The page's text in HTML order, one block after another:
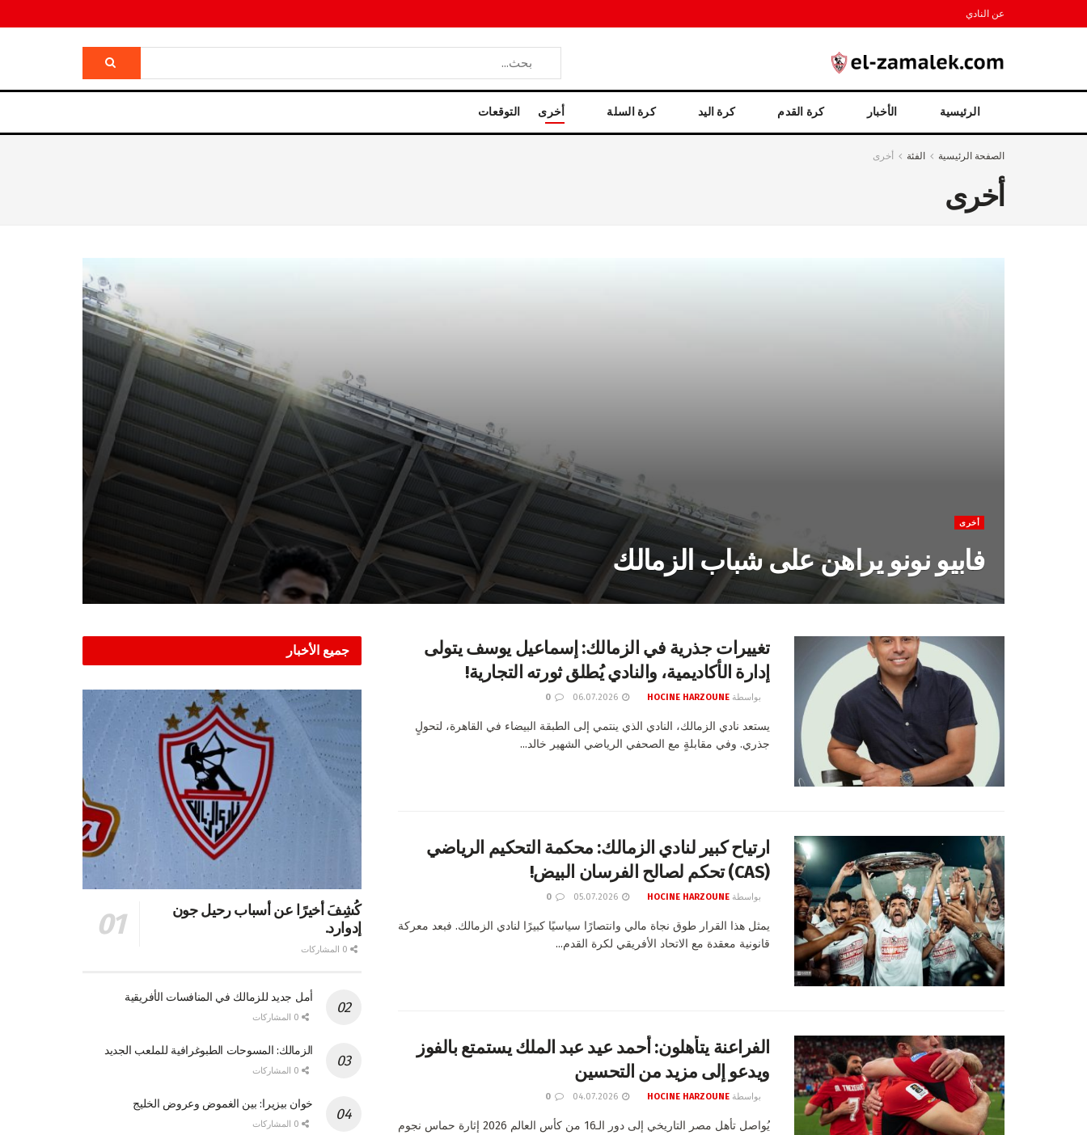
عن النادي
الرئيسية الأخبار كرة القدم كرة اليد كرة السلة أخرى التوقعات
الصفحة الرئيسية الفئة أخرى
أخرى
أخرى
فابيو نونو يراهن على شباب الزمالك
تغييرات جذرية في الزمالك: إسماعيل يوسف يتولى
إدارة الأكاديمية، والنادي يُطلق ثورته التجارية!
بواسطة HOCINE HARZOUNE
يستعد نادي الزمالك، النادي الذي ينتمي إلى الطبقة البيضاء في القاهرة، لتحولٍ
جذري. وفي مقابلةٍ مع الصحفي الرياضي الشهير خالد...
ارتياح كبير لنادي الزمالك: محكمة التحكيم الرياضي
(CAS) تحكم لصالح الفرسان البيض!
بواسطة HOCINE HARZOUNE
يمثل هذا القرار طوق نجاة مالي وانتصارًا سياسيًا كبيرًا لنادي الزمالك. فبعد معركة
قانونية معقدة مع الاتحاد الأفريقي لكرة القدم...
الفراعنة يتأهلون: أحمد عيد عبد الملك يستمتع بالفوز
ويدعو إلى مزيد من التحسين
بواسطة HOCINE HARZOUNE
يُواصل تأهل مصر التاريخي إلى دور الـ16 من كأس العالم 2026 إثارة حماس نجوم
جميع الأخبار
كُشِفَ أخيرًا عن أسباب رحيل جون
إدوارد.
أمل جديد للزمالك في المنافسات الأفريقية
الزمالك: المسوحات الطبوغرافية للملعب الجديد
خوان بيزيرا: بين الغموض وعروض الخليج